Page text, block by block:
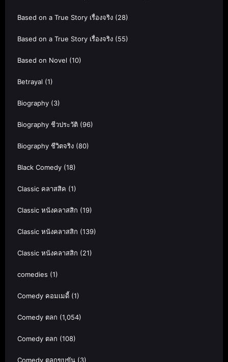
Based on a True Story เรื่องจริง (28)
Based on a True Story เรื่องจริง (55)
Based on Novel (10)
Betrayal (1)
Biography (3)
Biography ชีวประวัติ (96)
Biography ชีวิตจริง (80)
Black Comedy (18)
Classic คลาสสิค (1)
Classic หนังคลาสสิก (19)
Classic หนังคลาสสิก (139)
Classic หนังคลาสสิก (21)
comedies (1)
Comedy คอมเมดี้ (1)
Comedy ตลก (1,054)
Comedy ตลก (108)
Comedy ตลกขบขัน (3)